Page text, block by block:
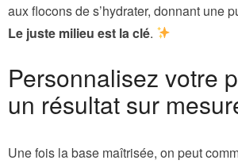
aux flocons de s’hydrater, donnant une
Le juste milieu est la clé.
Personnalisez votre
un résultat sur
Une fois la base maîtrisée, on peut